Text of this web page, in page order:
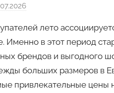
а
т
о
р
о
м
лето
Именно в этот период
брендов и выгодного
больших размеров в
привлекательные цены